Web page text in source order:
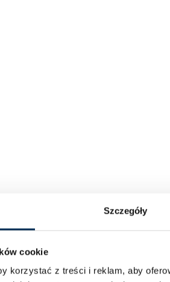
Szczegóły
cookie
korzystać z treści i reklam, aby